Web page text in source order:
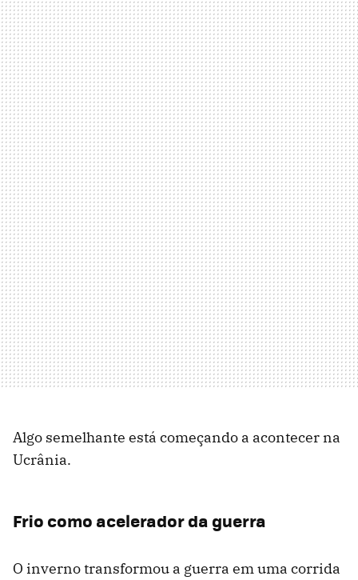
Algo semelhante está começando a acontecer na
Ucrânia.
Frio como acelerador da guerra
O inverno transformou a guerra em uma corrida